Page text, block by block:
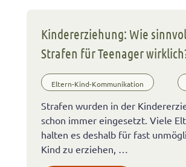
Kindererziehung: Wie
Strafen für Teenager
Eltern-Kind-Kommunikation
Strafen wurden in der
schon immer eingesetzt. Viele
halten es deshalb für fast
Kind zu erziehen, …